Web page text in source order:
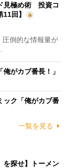
見極め術 投資コ
回】
倒的な情報量が
がカブ番長！」
ク「俺がカブ番
一覧を見る
を探せ】トーメン